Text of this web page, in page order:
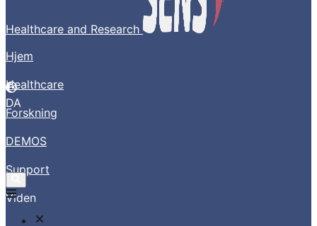
Healthcare and Research
Hjem
Healthcare
Forskning
DEMOS
Support
Viden
DA